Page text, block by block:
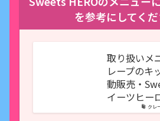
を参考にしてくだ
クレ
取り扱いメ
レープのキ
動販売・
イーツヒー